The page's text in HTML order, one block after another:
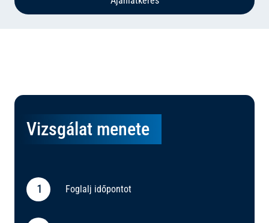
Vizsgálat menete
Foglalj időpontot